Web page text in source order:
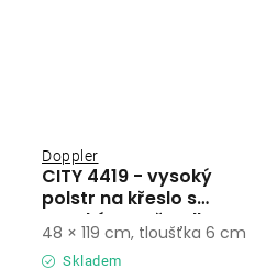
CITY 4419 - vysoký
polstr na křeslo s
vysokým opěradlem
Doppler
Skladem
48 × 119 cm, tloušťka 6 cm